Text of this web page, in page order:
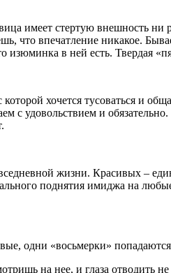
имеет стертую внешность
впечатление никакое.
изюминка в ней есть. Твердая
хочется тусоваться и
с удовольствием и
жизни. Красивых –
поднятия имиджа на
одни «восьмерки»
на нее, и глаза отводить